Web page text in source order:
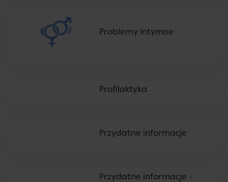
Problemy intymne
Profilaktyka
Przydatne informacje
Przydatne informacje -